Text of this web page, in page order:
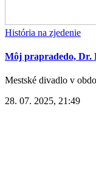
História na zjedenie
Môj prapradedo, Dr.
Mestské divadlo v
28. 07. 2025, 21:49